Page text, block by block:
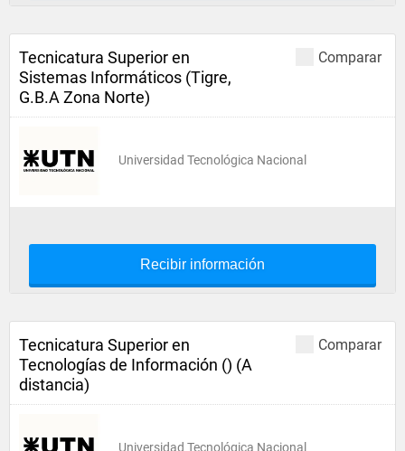
Comparar
Tecnicatura Superior en
Sistemas Informáticos (Tigre,
G.B.A Zona Norte)
Universidad Tecnológica Nacional
Recibir información
Comparar
Tecnicatura Superior en
Tecnologías de Información () (A
distancia)
Universidad Tecnológica Nacional